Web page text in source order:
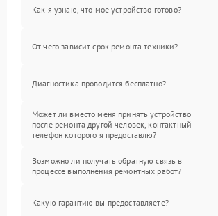
Как я узнаю, что мое устройство готово?
От чего зависит срок ремонта техники?
Диагностика проводится бесплатно?
Может ли вместо меня принять устройство
после ремонта другой человек, контактный
телефон которого я предоставлю?
Возможно ли получать обратную связь в
процессе выполнения ремонтных работ?
Какую гарантию вы предоставляете?